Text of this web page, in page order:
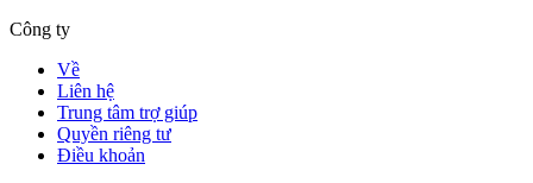
Công ty
Về
Liên hệ
Trung tâm trợ giúp
Quyền riêng tư
Điều khoản